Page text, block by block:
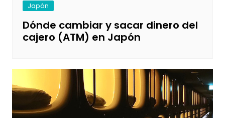
Japón
Dónde cambiar y sacar dinero del
cajero (ATM) en Japón